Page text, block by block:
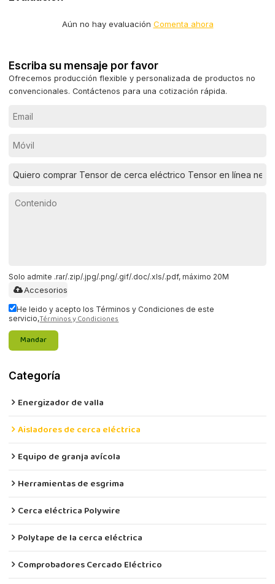
Aún no hay evaluación Comenta ahora
Escriba su mensaje por favor
Ofrecemos producción flexible y personalizada de productos no
convencionales. Contáctenos para una cotización rápida.
Solo admite .rar/.zip/.jpg/.png/.gif/.doc/.xls/.pdf, máximo 20M
Accesorios
He leido y acepto los Términos y Condiciones de este
servicio,Términos y Condiciones
Mandar
Categoría
Energizador de valla
Aisladores de cerca eléctrica
Equipo de granja avícola
Herramientas de esgrima
Cerca eléctrica Polywire
Polytape de la cerca eléctrica
Comprobadores Cercado Eléctrico